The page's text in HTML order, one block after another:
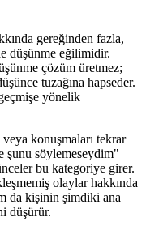
gereğinden fazla,
düşünme eğilimidir.
çözüm üretmez;
tuzağına hapseder.
yönelik
konuşmaları tekrar
şunu söylemeseydim"
bu kategoriye girer.
olaylar hakkında
da kişinin şimdiki ana
düşürür.